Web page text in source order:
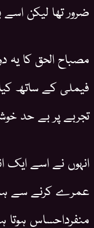
ضرور تھا لیکن اسے
مصباح الحق کا یہ
فیملی کے ساتھ
تجربے پر بے حد
انہوں نے اسے ایک
عمرے کرنے سے
منفرداحساس